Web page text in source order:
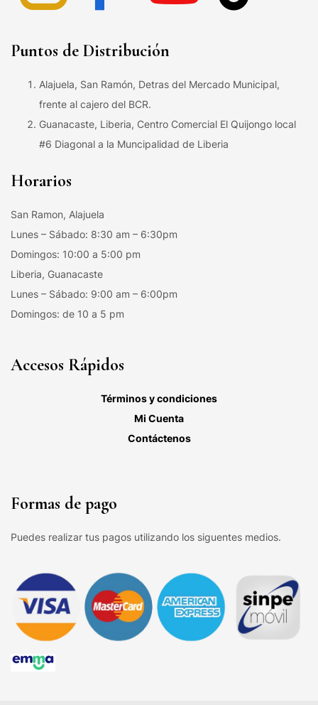
Puntos de Distribución
Alajuela, San Ramón, Detras del Mercado Municipal,
frente al cajero del BCR.
Guanacaste, Liberia, Centro Comercial El Quijongo local
#6 Diagonal a la Muncipalidad de Liberia
Horarios
San Ramon, Alajuela
Lunes – Sábado: 8:30 am – 6:30pm
Domingos: 10:00 a 5:00 pm
Liberia, Guanacaste
Lunes – Sábado: 9:00 am – 6:00pm
Domingos: de 10 a 5 pm
Accesos Rápidos
Términos y condiciones
Mi Cuenta
Contáctenos
Formas de pago
Puedes realizar tus pagos utilizando los siguentes medios.